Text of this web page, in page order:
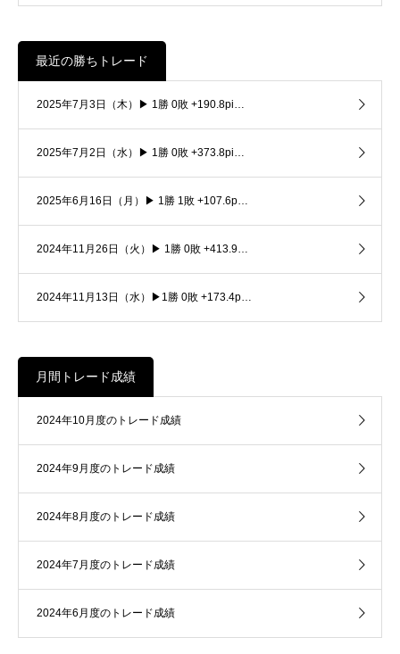
最近の勝ちトレード
2025年7月3日（木）▶ 1勝 0敗 +190.8pi…
2025年7月2日（水）▶ 1勝 0敗 +373.8pi…
2025年6月16日（月）▶ 1勝 1敗 +107.6p…
2024年11月26日（火）▶ 1勝 0敗 +413.9…
2024年11月13日（水）▶1勝 0敗 +173.4p…
月間トレード成績
2024年10月度のトレード成績
2024年9月度のトレード成績
2024年8月度のトレード成績
2024年7月度のトレード成績
2024年6月度のトレード成績